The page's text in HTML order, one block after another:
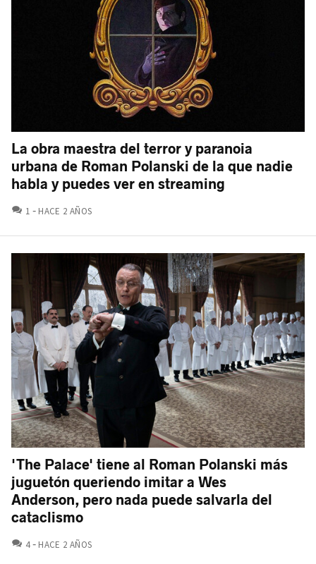
La obra maestra del terror y paranoia
urbana de Roman Polanski de la que nadie
habla y puedes ver en streaming
1 COMENTARIOS
HACE 2 AÑOS
'The Palace' tiene al Roman Polanski más
juguetón queriendo imitar a Wes
Anderson, pero nada puede salvarla del
cataclismo
4 COMENTARIOS
HACE 2 AÑOS